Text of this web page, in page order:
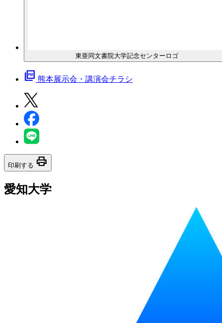
東亜同文書院大学記念センターロゴ
picture_as_pdf 熊本展示会・講演会チラシ
印刷する print
愛知大学